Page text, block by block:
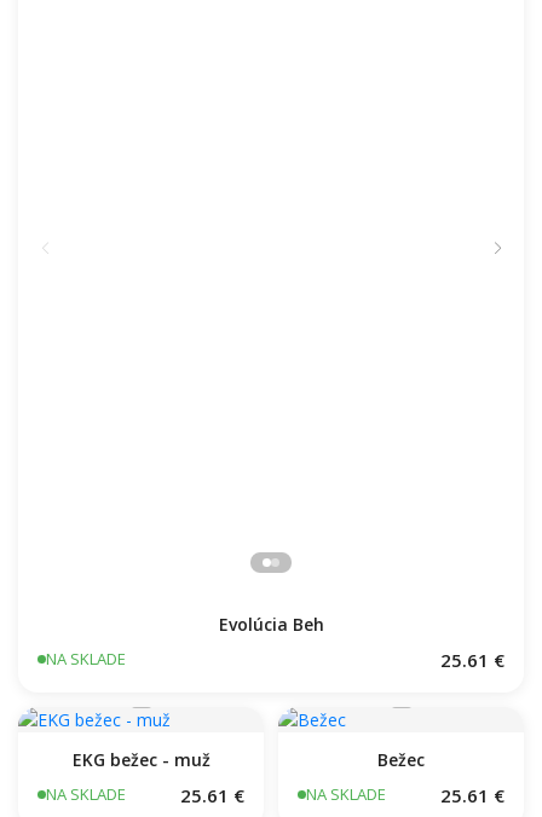
Evolúcia Beh
NA SKLADE 25.61 €
EKG bežec - muž
NA SKLADE 25.61 €
Bežec
NA SKLADE 25.61 €